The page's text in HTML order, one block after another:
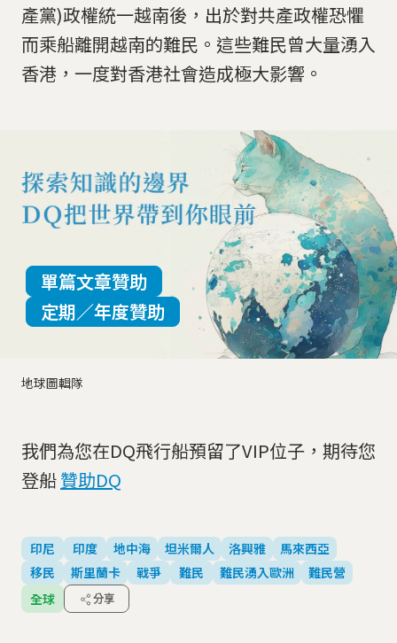
產黨)政權統一越南後，出於對共產政權恐懼
而乘船離開越南的難民。這些難民曾大量湧入
香港，一度對香港社會造成極大影響。
地球圖輯隊
單篇文章贊助
定期／年度贊助
我們為您在DQ飛行船預留了VIP位子，期待您
登船贊助DQ
印尼 印度 地中海 坦米爾人 洛興雅
馬來西亞
移民
斯里蘭卡 戰爭 難民 難民湧入歐洲
難民營
全球
分享